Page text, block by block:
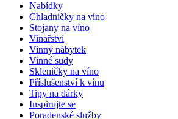
Nabídky
Chladničky na víno
Stojany na víno
Vinařství
Vinný nábytek
Vinné sudy
Skleničky na víno
Příslušenství k vínu
Tipy na dárky
Inspirujte se
Poradenské služby